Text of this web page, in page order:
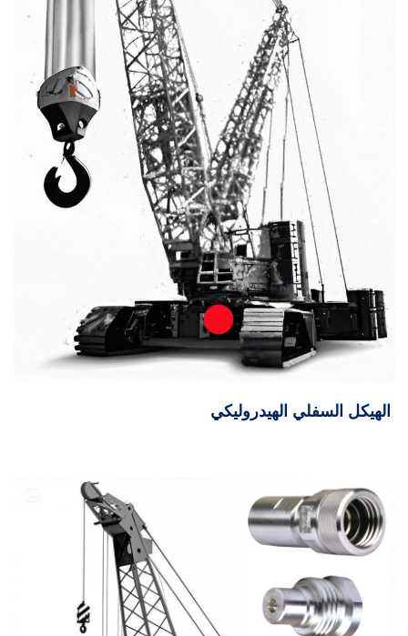
الهيكل السفلي الهيدروليكي